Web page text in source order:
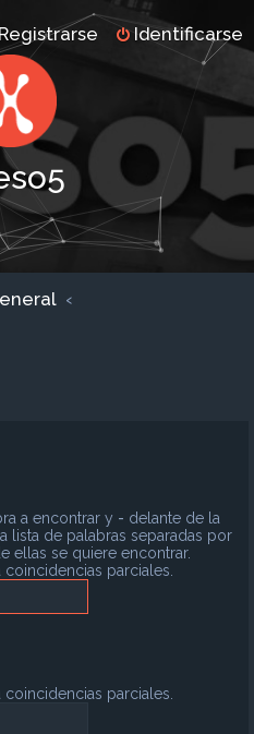
Identificarse
Registrarse
a encontrar y - delante de la
lista de palabras separadas por
ellas se quiere encontrar.
parciales.
parciales.